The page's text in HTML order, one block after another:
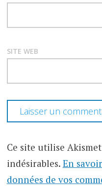
SITE WEB
Ce site utilise
indésirables. En
données de vos